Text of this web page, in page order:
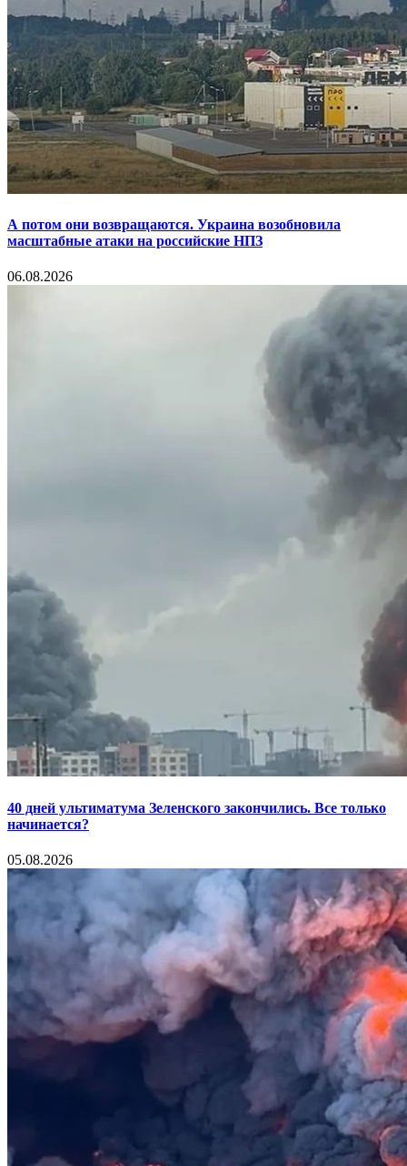
А потом они возвращаются. Украина возобновила
масштабные атаки на российские НПЗ
06.08.2026
40 дней ультиматума Зеленского закончились. Все только
начинается?
05.08.2026